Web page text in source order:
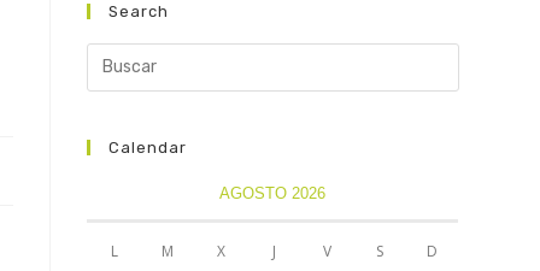
Search
Calendar
AGOSTO 2026
L M X J V S D